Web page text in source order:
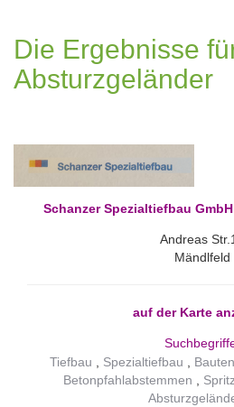
Die Ergebnisse
Absturzgeländer
Schanzer Spezialtiefbau
Andreas
Mändlfeld
auf der Karte
Tiefbau
Spezialtiefbau
Betonpfahlabstemmen